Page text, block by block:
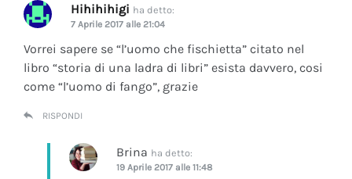
Hihihihigi ha detto:
7 Aprile 2017 alle 21:04
Vorrei sapere se “l’uomo che fischietta” citato nel
libro “storia di una ladra di libri” esista davvero, cosi
come “l’uomo di fango”, grazie
RISPONDI
Brina ha detto:
19 Aprile 2017 alle 11:48